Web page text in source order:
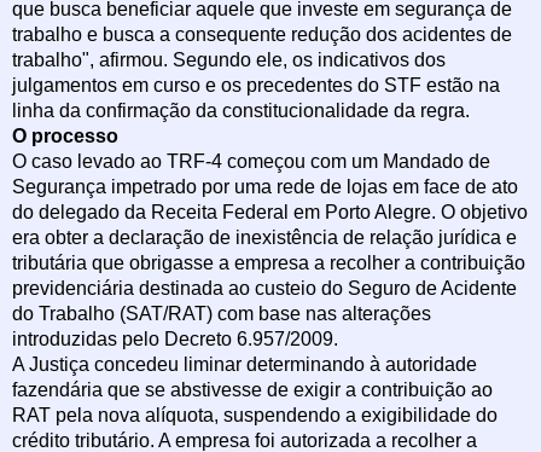
que busca beneficiar aquele que investe em segurança de
trabalho e busca a consequente redução dos acidentes de
trabalho", afirmou. Segundo ele, os indicativos dos
julgamentos em curso e os precedentes do STF estão na
linha da confirmação da constitucionalidade da regra.
O processo
O caso levado ao TRF-4 começou com um Mandado de
Segurança impetrado por uma rede de lojas em face de ato
do delegado da Receita Federal em Porto Alegre. O objetivo
era obter a declaração de inexistência de relação jurídica e
tributária que obrigasse a empresa a recolher a contribuição
previdenciária destinada ao custeio do Seguro de Acidente
do Trabalho (SAT/RAT) com base nas alterações
introduzidas pelo Decreto 6.957/2009.
A Justiça concedeu liminar determinando à autoridade
fazendária que se abstivesse de exigir a contribuição ao
RAT pela nova alíquota, suspendendo a exigibilidade do
crédito tributário. A empresa foi autorizada a recolher a